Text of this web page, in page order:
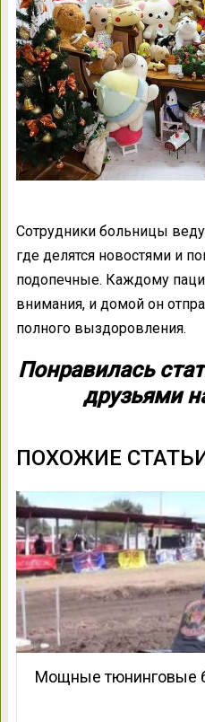
Сотрудники больницы
где делятся новостями и
подопечные. Каждому
внимания, и домой он
полного выздоровления.
Понравилась
друзьями
ПОХОЖИЕ
Мощные тюнинговые